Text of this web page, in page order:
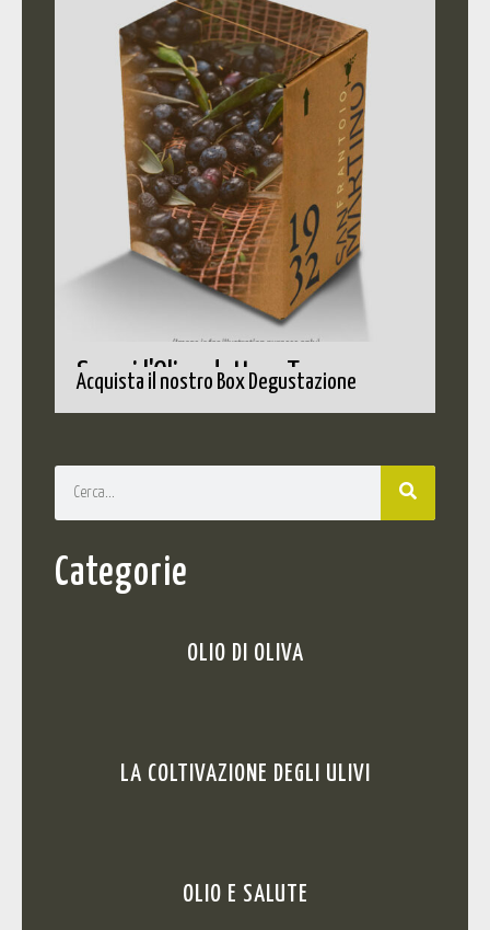
Scopri l'Olio adatto a Te
Acquista il nostro Box Degustazione
Categorie
OLIO DI OLIVA
LA COLTIVAZIONE DEGLI ULIVI
OLIO E SALUTE